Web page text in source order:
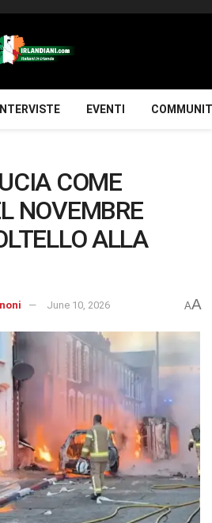
INTERVISTE EVENTI
COME
NOVEMBRE
ALLA
June 10, 2026 AA